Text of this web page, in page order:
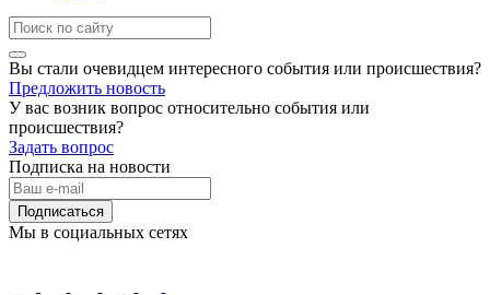
Вы стали очевидцем интересного события или происшествия?
Предложить новость
У вас возник вопрос относительно события или
происшествия?
Задать вопрос
Подписка на новости
Подписаться
Мы в социальных сетях